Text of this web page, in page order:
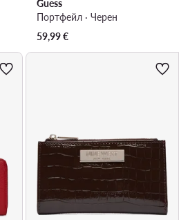
Guess
Портфейл · Черен
59,99€